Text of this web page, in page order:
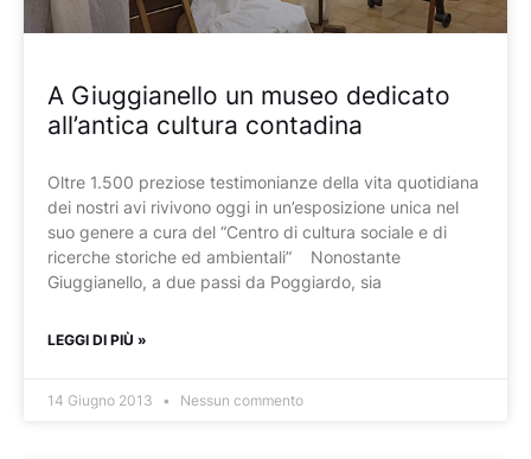
A Giuggianello un museo dedicato
all’antica cultura contadina
Oltre 1.500 preziose testimonianze della vita quotidiana
dei nostri avi rivivono oggi in un’esposizione unica nel
suo genere a cura del “Centro di cultura sociale e di
ricerche storiche ed ambientali” Nonostante
Giuggianello, a due passi da Poggiardo, sia
LEGGI DI PIÙ »
14 Giugno 2013 Nessun commento